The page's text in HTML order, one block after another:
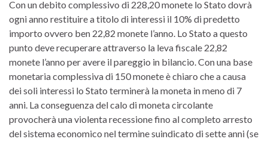
Con un debito complessivo di 228,20 monete lo Stato dovrà
ogni anno restituire a titolo di interessi il 10% di predetto
importo ovvero ben 22,82 monete l’anno. Lo Stato a questo
punto deve recuperare attraverso la leva fiscale 22,82
monete l’anno per avere il pareggio in bilancio. Con una base
monetaria complessiva di 150 monete è chiaro che a causa
dei soli interessi lo Stato terminerà la moneta in meno di 7
anni. La conseguenza del calo di moneta circolante
provocherà una violenta recessione fino al completo arresto
del sistema economico nel termine suindicato di sette anni (se